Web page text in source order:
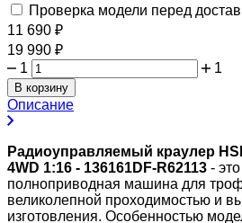
Проверка модели перед
11 690 ₽
19 990 ₽
1
1
В корзину
Описание
Радиоуправляемый краулер
4WD 1:16 - 136161DF-R62113 -
полноприводная машина для
великолепной проходимостью и
изготовления. Особенностью